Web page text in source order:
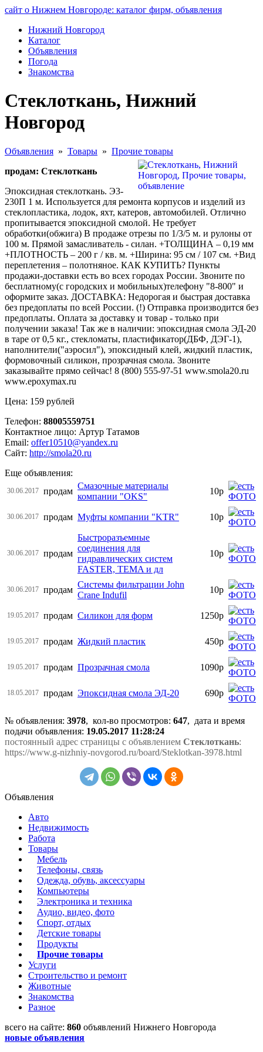
сайт о Нижнем Новгороде: каталог фирм, объявления
Нижний Новгород
Каталог
Объявления
Погода
Знакомства
Стеклоткань, Нижний
Новгород
Объявления » Товары » Прочие товары
продам: Стеклоткань
Эпоксидная стеклоткань. Э3-
230П 1 м. Используется для ремонта корпусов и изделий из
стеклопластика, лодок, яхт, катеров, автомобилей. Отлично
пропитывается эпоксидной смолой. Не требует
обработки(обжига) В продаже отрезы по 1/3/5 м. и рулоны от
100 м. Прямой замасливатель - силан. +ТОЛЩИНА – 0,19 мм
+ПЛОТНОСТЬ – 200 г / кв. м. +Ширина: 95 см / 107 см. +Вид
переплетения – полотняное. КАК КУПИТЬ? Пункты
продажи-доставки есть во всех городах России. Звоните по
бесплатному(с городских и мобильных)телефону "8-800" и
оформите заказ. ДОСТАВКА: Недорогая и быстрая доставка
без предоплаты по всей России. (!) Отправка производится без
предоплаты. Оплата за доставку и товар - только при
получении заказа! Так же в наличии: эпоксидная смола ЭД-20
в таре от 0,5 кг., стекломаты, пластификатор(ДБФ, ДЭГ-1),
наполнители("аэросил"), эпоксидный клей, жидкий пластик,
формовочный силикон, прозрачная смола. Звоните
заказывайте прямо сейчас! 8 (800) 555-97-51 www.smola20.ru
www.epoxymax.ru
Цена: 159 рублей
Телефон: 88005559751
Контактное лицо: Артур Татамов
Email: offer10510@yandex.ru
Сайт: http://smola20.ru
Еще объявления:
30.06.2017 продам
Смазочные материалы
компании "OKS"
10р
30.06.2017 продам Муфты компании "KTR" 10р
30.06.2017 продам
Быстроразъемные
соединения для
гидравлических систем
FASTER, TEMA и дл
10р
30.06.2017 продам
Системы фильтрации John
Crane Indufil
10р
19.05.2017 продам Силикон для форм 1250р
19.05.2017 продам Жидкий пластик 450р
19.05.2017 продам Прозрачная смола 1090р
18.05.2017 продам Эпоксидная смола ЭД-20 690р
№ объявления: 3978, кол-во просмотров: 647, дата и время
подачи объявления: 19.05.2017 11:28:24
постоянный адрес страницы с объявлением Стеклоткань:
https://www.g-nizhniy-novgorod.ru/board/Steklotkan-3978.html
Объявления
Авто
Недвижимость
Работа
Товары
Мебель
Телефоны, связь
Одежда, обувь, аксессуары
Компьютеры
Электроника и техника
Аудио, видео, фото
Спорт, отдых
Детские товары
Продукты
Прочие товары
Услуги
Строительство и ремонт
Животные
Знакомства
Разное
всего на сайте: 860 объявлений Нижнего Новгорода
новые объявления